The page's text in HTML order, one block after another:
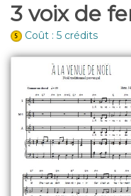
3 voix de
Coût : 5 crédits